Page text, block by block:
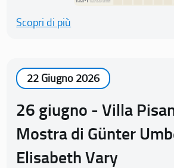
Scopri di più
22 Giugno 2026
26 giugno - Villa
Mostra di Günter
Elisabeth Vary